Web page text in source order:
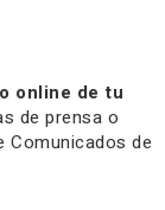
online de tu
de prensa o
Comunicados de